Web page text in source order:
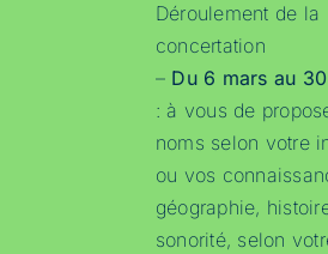
Déroulement de la
concertation
– Du 6 mars au
: à vous de
noms selon votre
ou vos
géographie,
sonorité, selon